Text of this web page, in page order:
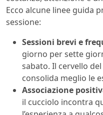
Ecco alcune linee guida
sessione:
Sessioni brevi e
giorno per sette
sabato. Il cervello
consolida meglio le
Associazione
il cucciolo incontra